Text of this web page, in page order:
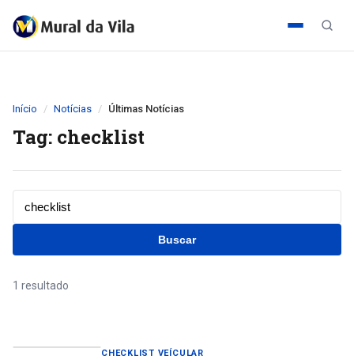
Início Notícias Últimas Notícias
Tag: checklist
Buscar
1 resultado
CHECKLIST VEÍCULAR